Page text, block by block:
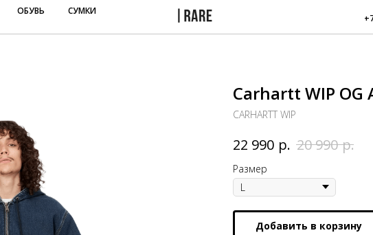
ОБУВЬ
СУМКИ
Carhartt WIP OG
CARHARTT WIP
22 990 р. 20 990 р.
Размер
Добавить в корзину